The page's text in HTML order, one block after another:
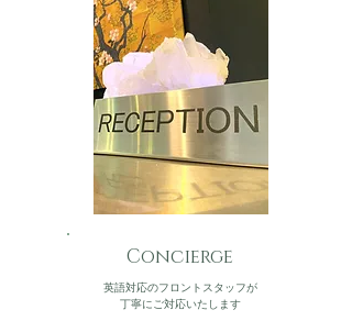
Concierge
英語対応のフロントスタッフが
丁寧にご対応いたします